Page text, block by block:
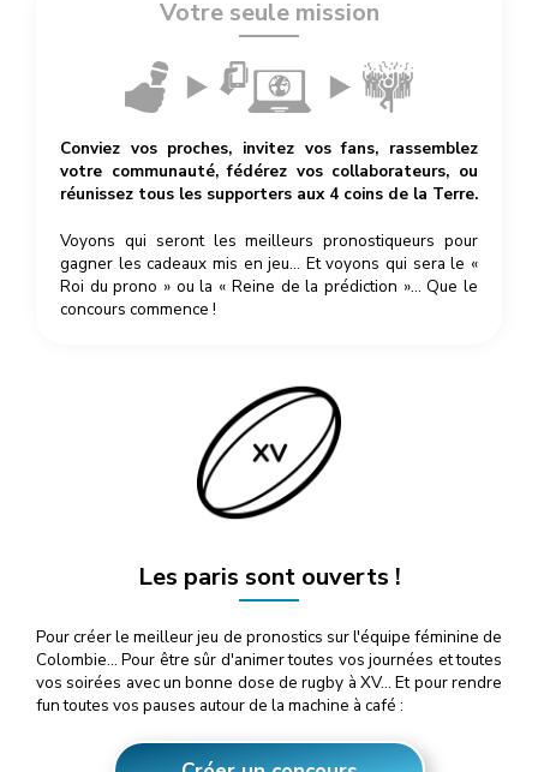
Votre seule mission
Conviez vos proches, invitez vos fans, rassemblez
votre communauté, fédérez vos collaborateurs, ou
réunissez tous les supporters aux 4 coins de la Terre.
Voyons qui seront les meilleurs pronostiqueurs pour
gagner les cadeaux mis en jeu… Et voyons qui sera le «
Roi du prono » ou la « Reine de la prédiction »… Que le
concours commence !
Les paris sont ouverts !
Pour créer le meilleur jeu de pronostics sur l'équipe féminine de
Colombie… Pour être sûr d'animer toutes vos journées et toutes
vos soirées avec un bonne dose de rugby à XV… Et pour rendre
fun toutes vos pauses autour de la machine à café :